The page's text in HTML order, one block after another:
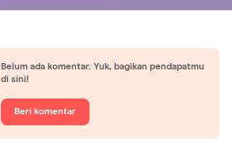
Belum ada komentar. Yuk, bagikan pendapatmu
di sini!
Beri komentar